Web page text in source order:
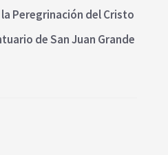
Peregrinación del Cristo
de San Juan Grande